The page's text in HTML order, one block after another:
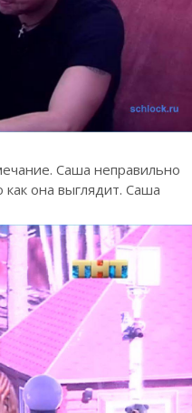
Саша неправильно
она выглядит. Саша